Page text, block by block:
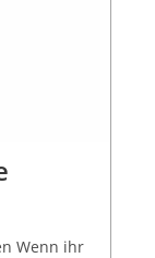
Wenn ihr